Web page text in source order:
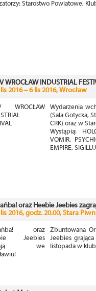
Starostwo Powiatowe,
WROCŁAW INDUSTRIAL
2016 – 6 lis 2016, Wrocław
Wydarzenia
(Sala Gotycka,
CRK) oraz w
Wystąpią:
VOMIR,
EMPIRE,
oraz Heebie Jeebies
2016, godz. 20.00, Stara
Zbuntowana
Jeebies
listopada w